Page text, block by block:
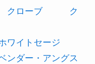
クローブ
ク
ワイトセージ
ンダー・アングス